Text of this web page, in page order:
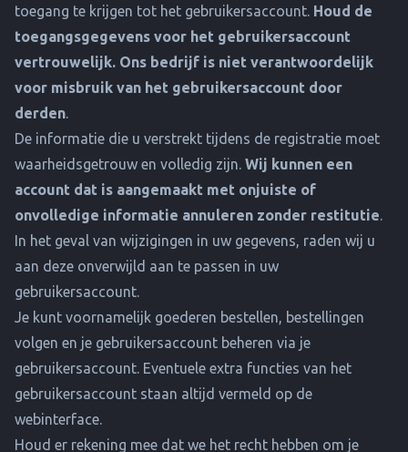
toegang te krijgen tot het gebruikersaccount. Houd de
toegangsgegevens voor het gebruikersaccount
vertrouwelijk. Ons bedrijf is niet verantwoordelijk
voor misbruik van het gebruikersaccount door
derden.
De informatie die u verstrekt tijdens de registratie moet
waarheidsgetrouw en volledig zijn. Wij kunnen een
account dat is aangemaakt met onjuiste of
onvolledige informatie annuleren zonder restitutie.
In het geval van wijzigingen in uw gegevens, raden wij u
aan deze onverwijld aan te passen in uw
gebruikersaccount.
Je kunt voornamelijk goederen bestellen, bestellingen
volgen en je gebruikersaccount beheren via je
gebruikersaccount. Eventuele extra functies van het
gebruikersaccount staan altijd vermeld op de
webinterface.
Houd er rekening mee dat we het recht hebben om je